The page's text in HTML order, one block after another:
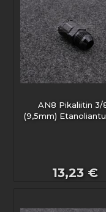
AN8 Pikaliitin 3/
(9,5mm)
13,23 €